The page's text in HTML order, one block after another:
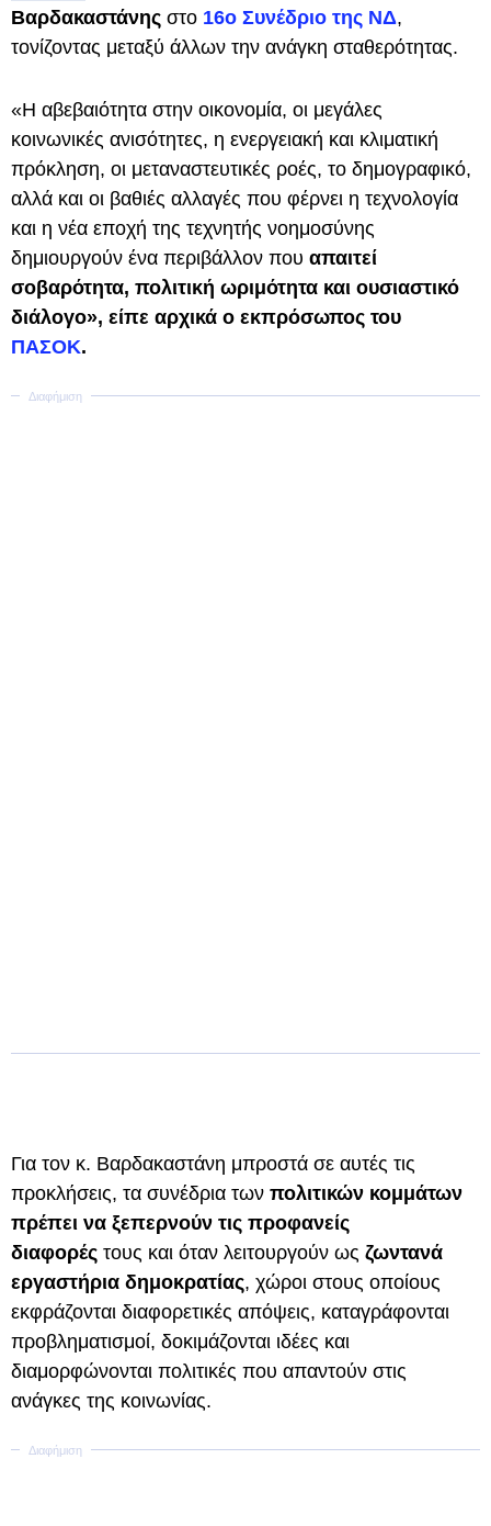
Βαρδακαστάνης στο 16ο Συνέδριο της ΝΔ,
τονίζοντας μεταξύ άλλων την ανάγκη σταθερότητας.
«Η αβεβαιότητα στην οικονομία, οι μεγάλες
κοινωνικές ανισότητες, η ενεργειακή και κλιματική
πρόκληση, οι μεταναστευτικές ροές, το δημογραφικό,
αλλά και οι βαθιές αλλαγές που φέρνει η τεχνολογία
και η νέα εποχή της τεχνητής νοημοσύνης
δημιουργούν ένα περιβάλλον που απαιτεί
σοβαρότητα, πολιτική ωριμότητα και ουσιαστικό
διάλογο», είπε αρχικά ο εκπρόσωπος του
ΠΑΣΟΚ.
Για τον κ. Βαρδακαστάνη μπροστά σε αυτές τις
προκλήσεις, τα συνέδρια των πολιτικών κομμάτων
πρέπει να ξεπερνούν τις προφανείς
διαφορές τους και όταν λειτουργούν ως ζωντανά
εργαστήρια δημοκρατίας, χώροι στους οποίους
εκφράζονται διαφορετικές απόψεις, καταγράφονται
προβληματισμοί, δοκιμάζονται ιδέες και
διαμορφώνονται πολιτικές που απαντούν στις
ανάγκες της κοινωνίας.